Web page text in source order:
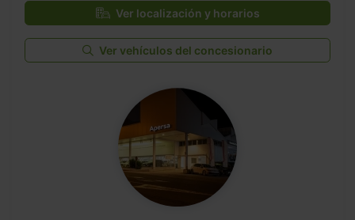
Ver localización y horarios
Ver vehículos del concesionario